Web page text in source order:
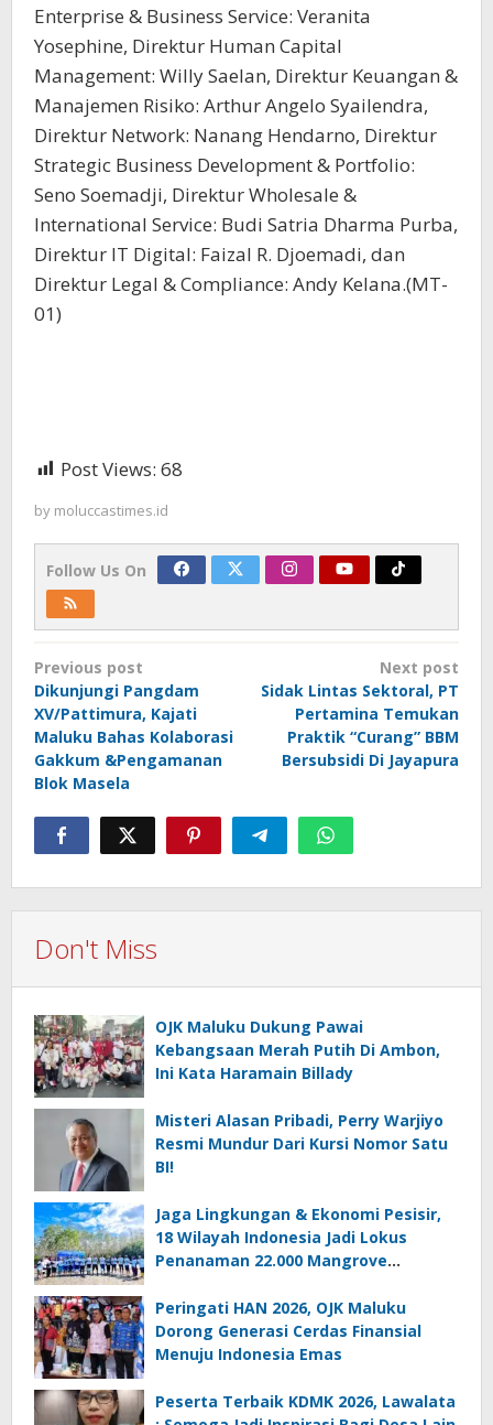
Enterprise & Business Service: Veranita
Yosephine, Direktur Human Capital
Management: Willy Saelan, Direktur Keuangan &
Manajemen Risiko: Arthur Angelo Syailendra,
Direktur Network: Nanang Hendarno, Direktur
Strategic Business Development & Portfolio:
Seno Soemadji, Direktur Wholesale &
International Service: Budi Satria Dharma Purba,
Direktur IT Digital: Faizal R. Djoemadi, dan
Direktur Legal & Compliance: Andy Kelana.(MT-
01)
Post Views: 68
by moluccastimes.id
Follow Us On
Post
navigation
Previous post
Dikunjungi Pangdam
XV/Pattimura, Kajati
Maluku Bahas Kolaborasi
Gakkum &Pengamanan
Blok Masela
Next post
Sidak Lintas Sektoral, PT
Pertamina Temukan
Praktik “Curang” BBM
Bersubsidi Di Jayapura
Don't Miss
OJK Maluku Dukung Pawai
Kebangsaan Merah Putih Di Ambon,
Ini Kata Haramain Billady
Misteri Alasan Pribadi, Perry Warjiyo
Resmi Mundur Dari Kursi Nomor Satu
BI!
Jaga Lingkungan & Ekonomi Pesisir,
18 Wilayah Indonesia Jadi Lokus
Penanaman 22.000 Mangrove
Peringati HAN 2026, OJK Maluku
Dorong Generasi Cerdas Finansial
Menuju Indonesia Emas
Peserta Terbaik KDMK 2026, Lawalata